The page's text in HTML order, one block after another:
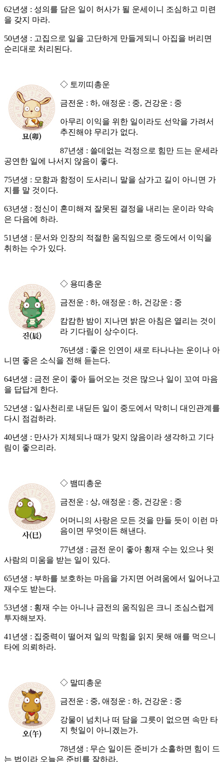
62년생 : 성의를 담은 일이 허사가 될 운세이니 조심하고 미련
을 갖지 마라.
50년생 : 고집으로 일을 고단하게 만들게되니 아집을 버리면
순리대로 처리된다.
◇ 토끼띠총운
금전운 : 하, 애정운 : 중, 건강운 : 중
아무리 이익을 위한 일이라도 선악을 가려서
추진해야 무리가 없다.
87년생 : 쓸데없는 걱정으로 힘만 드는 운세라
공연한 일에 나서지 않음이 좋다.
75년생 : 모함과 함정이 도사리니 말을 삼가고 길이 아니면 가
지를 말 것이다.
63년생 : 정신이 혼미해져 잘못된 결정을 내리는 운이라 약속
은 다음에 하라.
51년생 : 문서와 인장의 적절한 움직임으로 중도에서 이익을
취하는 수가 있다.
◇ 용띠총운
금전운 : 하, 애정운 : 하, 건강운 : 중
캄캄한 밤이 지나면 밝은 아침은 열리는 것이
라 기다림이 상수이다.
76년생 : 좋은 인연이 새로 타나나는 운이나 아
니면 좋은 소식을 전해 듣는다.
64년생 : 금전 운이 좋아 들어오는 것은 많으나 일이 꼬여 마음
을 답답게 한다.
52년생 : 일사천리로 내딛든 일이 중도에서 막히니 대인관계를
다시 점검하라.
40년생 : 만사가 지체되나 때가 맞지 않음이라 생각하고 기다
림이 좋으리라.
◇ 뱀띠총운
금전운 : 상, 애정운 : 중, 건강운 : 중
어머니의 사랑은 모든 것을 만들 듯이 이런 마
음이면 무엇이든 해낸다.
77년생 : 금전 운이 좋아 횡재 수는 있으나 윗
사람의 미움을 받는 일이 있다.
65년생 : 부하를 보호하는 마음을 가지면 어려움에서 일어나고
재수도 받는다.
53년생 : 횡재 수는 아니나 금전의 움직임은 크니 조심스럽게
투자해보자.
41년생 : 집중력이 떨어져 일의 막힘을 읽지 못해 애를 먹으니
타에 의뢰하라.
◇ 말띠총운
금전운 : 중, 애정운 : 하, 건강운 : 중
강물이 넘치나 떠 담을 그릇이 없으면 속만 타
지 헛일이 아니겠는가.
78년생 : 무슨 일이든 준비가 소홀하면 힘이 드
는 법이라 오늘은 준비를 잘하라.